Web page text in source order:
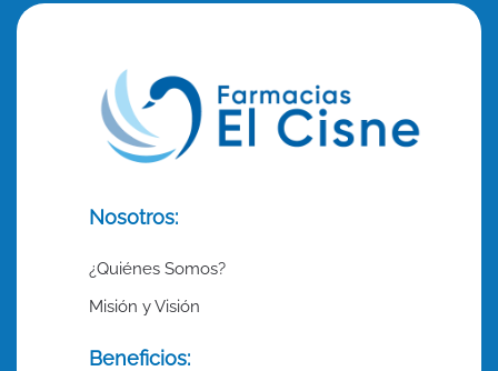
Nosotros:
¿Quiénes Somos?
Misión y Visión
Beneficios: